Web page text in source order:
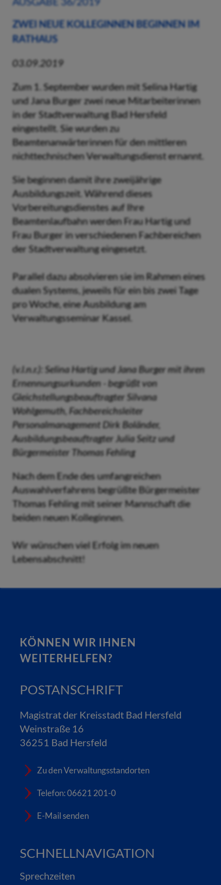
ZWEI NEUE KOLLEGINNEN BEGINNEN IM
RATHAUS
03.09.2019
Zum 1. September wurden mit Selina Hartig
und Jana Burger zwei neue Mitarbeiterinnen
in der Stadtverwaltung Bad Hersfeld
eingestellt. Sie wurden zu
Beamtenanwärterinnen für den mittleren
nichttechnischen Verwaltungsdienst ernannt.
Sie beginnen damit ihre zweijährige
Ausbildungszeit. Während dieses
Vorbereitungsdienstes auf Ihre
Beamtenlaufbahn werden Frau Hartig und
Frau Burger in verschiedenen Fachbereichen
der Stadtverwaltung eingesetzt.
Parallel dazu absolvieren sie im Rahmen eines
dualen Systems, jeweils für ein bis zwei Tage
pro Woche, eine Ausbildung am
Verwaltungsseminar Kassel.
(v.l.n.r.): Selina Hartig und Jana Burger mit ihren
Ernennungsurkunden - begrüßt von
Gleichstellungsbeauftragter Silvana
Wohlgemuth, Fachbereichsleiter
Personalmanagement Dirk Boländer,
Ausbildungsbeauftragter Julia Seitz und
Bürgermeister Thomas Fehling
Nach dem Ende des umfangreichen
Auswahlverfahrens begrüßte Bürgermeister
Thomas Fehling mit seiner Mannschaft die
beiden neuen Kolleginnen.
Wir wünschen viel Erfolg im neuen
Lebensabschnitt!
KÖNNEN WIR IHNEN
WEITERHELFEN?
POSTANSCHRIFT
Magistrat der Kreisstadt Bad Hersfeld
Weinstraße 16
36251 Bad Hersfeld
Zu den Verwaltungsstandorten
Telefon: 06621 201-0
E-Mail senden
SCHNELLNAVIGATION
Sprechzeiten